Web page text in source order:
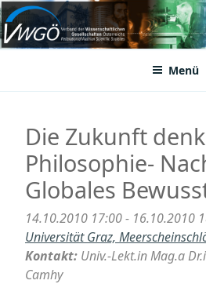
Zum
Inhalt
springenVWGÖ
Federation of Austrian Scientific
Menü
Die Zukunft
Philosophie-
Globales
14.10.2010 17:00 - 16.10.2010
Universität Graz,
Kontakt: Univ.-Lekt.in Mag.a
Camhy